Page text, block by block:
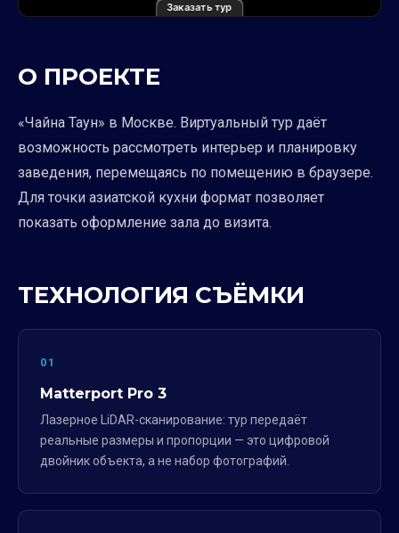
Заказать тур
О ПРОЕКТЕ
«Чайна Таун» в Москве. Виртуальный тур даёт
возможность рассмотреть интерьер и планировку
заведения, перемещаясь по помещению в браузере.
Для точки азиатской кухни формат позволяет
показать оформление зала до визита.
ТЕХНОЛОГИЯ СЪЁМКИ
01
Matterport Pro 3
Лазерное LiDAR-сканирование: тур передаёт
реальные размеры и пропорции — это цифровой
двойник объекта, а не набор фотографий.